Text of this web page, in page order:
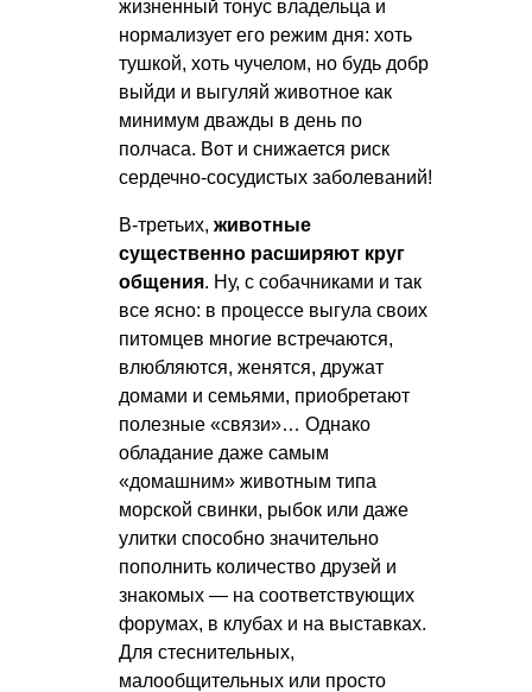
жизненный тонус владельца и
нормализует его режим дня: хоть
тушкой, хоть чучелом, но будь добр
выйди и выгуляй животное как
минимум дважды в день по
полчаса. Вот и снижается риск
сердечно-сосудистых заболеваний!
В-третьих, животные
существенно расширяют круг
общения. Ну, с собачниками и так
все ясно: в процессе выгула своих
питомцев многие встречаются,
влюбляются, женятся, дружат
домами и семьями, приобретают
полезные «связи»… Однако
обладание даже самым
«домашним» животным типа
морской свинки, рыбок или даже
улитки способно значительно
пополнить количество друзей и
знакомых — на соответствующих
форумах, в клубах и на выставках.
Для стеснительных,
малообщительных или просто